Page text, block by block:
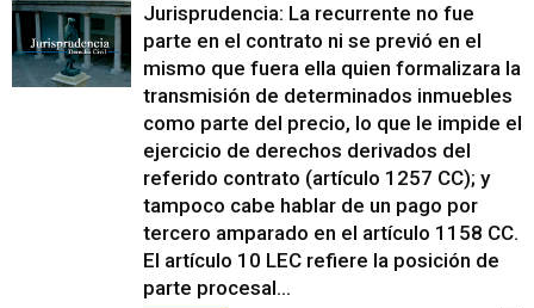
Jurisprudencia: La recurrente no fue
parte en el contrato ni se previó en el
mismo que fuera ella quien formalizara la
transmisión de determinados inmuebles
como parte del precio, lo que le impide el
ejercicio de derechos derivados del
referido contrato (artículo 1257 CC); y
tampoco cabe hablar de un pago por
tercero amparado en el artículo 1158 CC.
El artículo 10 LEC refiere la posición de
parte procesal...